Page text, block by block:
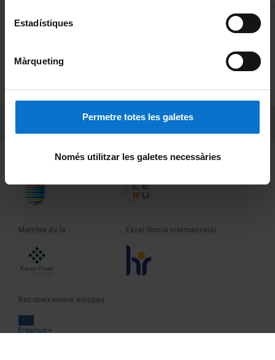
Estadístiques
Màrqueting
Permetre totes les galetes
Només utilitzar les galetes necessàries
MENÚ PEU 1
Privadesa i termes
Sobre UBtv
Fundadora de la Membre de la
Membre de la Excel·lència internacional
Reconeixement europeu